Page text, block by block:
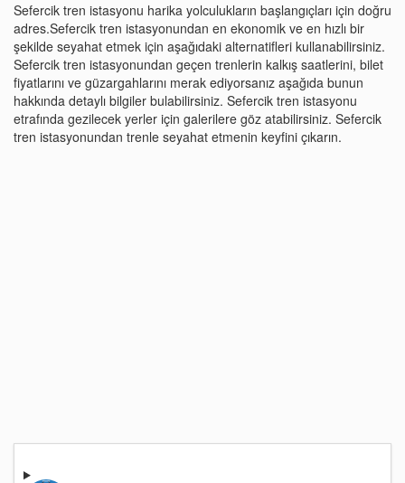
Sefercik tren istasyonu harika yolculukların başlangıçları için doğru
adres.Sefercik tren istasyonundan en ekonomik ve en hızlı bir
şekilde seyahat etmek için aşağıdaki alternatifleri kullanabilirsiniz.
Sefercik tren istasyonundan geçen trenlerin kalkış saatlerini, bilet
fiyatlarını ve güzargahlarını merak ediyorsanız aşağıda bunun
hakkında detaylı bilgiler bulabilirsiniz. Sefercik tren istasyonu
etrafında gezilecek yerler için galerilere göz atabilirsiniz. Sefercik
tren istasyonundan trenle seyahat etmenin keyfini çıkarın.